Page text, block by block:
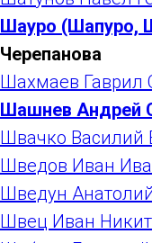
Шауро (Шапуро,
Черепанова
Шахмаев Гаврил
Шашнев Андрей
Швачко Василий
Шведов Иван
Шведун
Швец Иван